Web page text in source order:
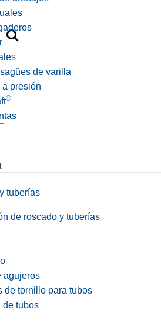
de varilla
a presión
®
tuberías
de roscado y tuberías
agujeros
de tornillo para tubos
de tubos